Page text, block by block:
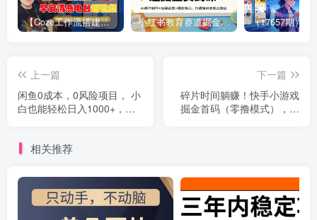
【Coze工作流搭建实操教程】【coze】早安情感电台日签视频还在手动做？用扣子工作流自动生成，省时90% 小红书教育赛道掘金实战课：AI课件制作+店铺运营+爆款笔记，打通知识变现全路径
上一篇
闲鱼0成本，0风险项目， 小
白也能轻松日入1000+，简
下一篇
碎片时间躺赚！快手小游戏
掘金首码（零撸模式），轻
相关推荐